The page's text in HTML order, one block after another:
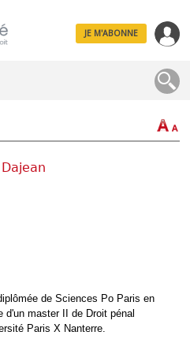
JE M'ABONNE
de Sciences Po Paris en
d'un master II de Droit pénal
Paris X Nanterre.